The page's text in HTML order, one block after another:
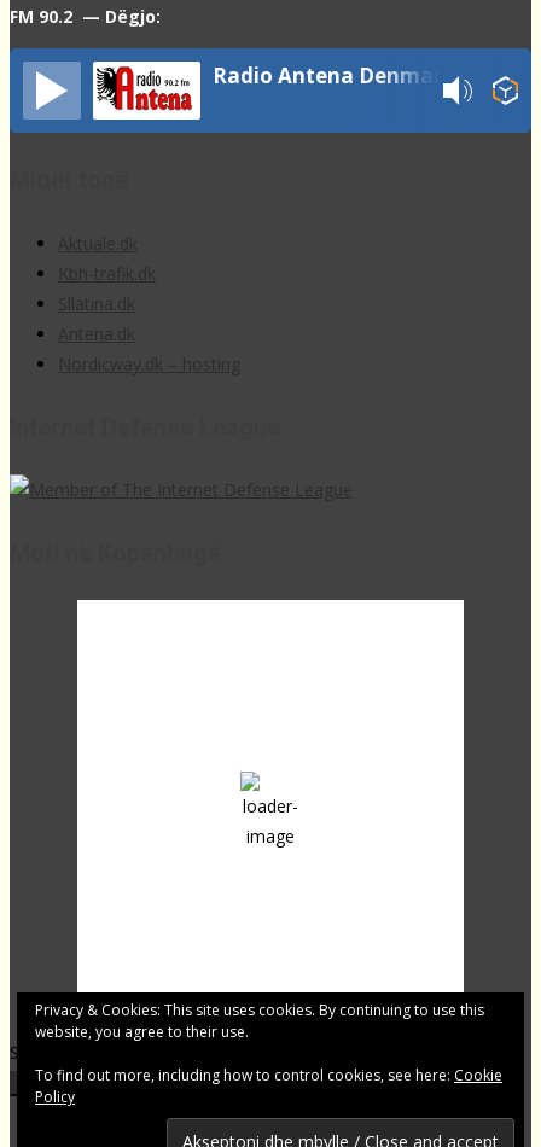
FM 90.2 — Dëgjo:
Radio Antena Denmark
91 %
1010 mb
18 Km/h
Shqip.dk - Lajme të zgjedhura për Ju
Footer Menu
Shqip.dk ne facebok
Privacy & Cookies: This site uses cookies. By continuing to use this
website, you agree to their use.
To find out more, including how to control cookies, see here: Cookie
Policy